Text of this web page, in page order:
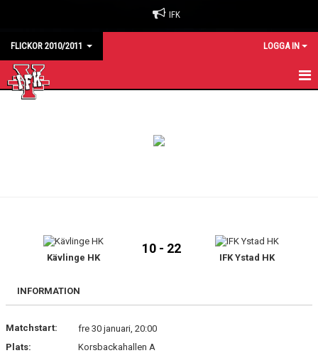
IFK
FLICKOR 2010/2011 LOGGA IN
Kävlinge HK
10 - 22
IFK Ystad HK
INFORMATION
Matchstart:
fre 30 januari, 20:00
Plats:
Korsbackahallen A